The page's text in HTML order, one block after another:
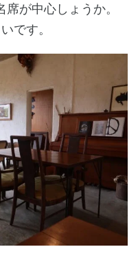
が中心しょうか。
です。